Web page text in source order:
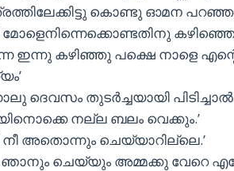
കൊണ്ടു ഓമന
മോളെനിന്നെക്കൊണ്ടതിനു
ഇന്നു കഴിഞ്ഞു പക്ഷെ നാളെ
ദെവസം തുടര്‍ച്ചയായി
നല്ല ബലം വെക്കും.’
നീ അതൊന്നും ചെയ്യാറില്ലെ.’
ഞാനും ചെയ്യും അമ്മക്കു വേറെ